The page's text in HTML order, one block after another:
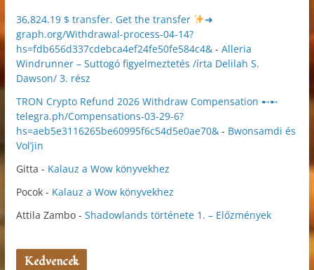
36,824.19 $ transfer. Get the transfer
➜
graph.org/Withdrawal-process-04-14?
hs=fdb656d337cdebca4ef24fe50fe584c4&- Alleria
Windrunner – Suttogó figyelmeztetés /írta Delilah S.
Dawson/ 3. rész
TRON Crypto Refund 2026 Withdraw Compensation ➸➸
telegra.ph/Compensations-03-29-6?
hs=aeb5e3116265be60995f6c54d5e0ae70&- Bwonsamdi és
Vol’jin
Gitta - Kalauz a Wow könyvekhez
Pocok- Kalauz a Wow könyvekhez
Attila Zambo- Shadowlands története 1. – Előzmények
Kedvencek